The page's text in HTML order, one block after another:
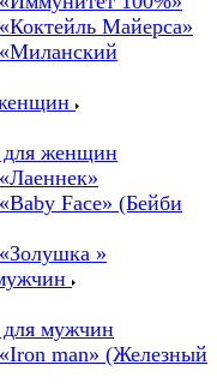
Майерса»
женщин
Face» (Бейби
»
мужчин
man» (Железный